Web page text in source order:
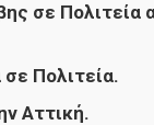
σε Πολιτεία
Πολιτεία.
Αττική.